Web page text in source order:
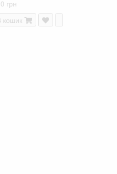
грн
кошик